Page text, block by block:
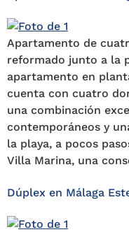
Apartamento de
reformado junto a la
apartamento en
cuenta con cuatro
una combinación
contemporáneos y
la playa, a pocos
Villa Marina, una
Dúplex en Málaga